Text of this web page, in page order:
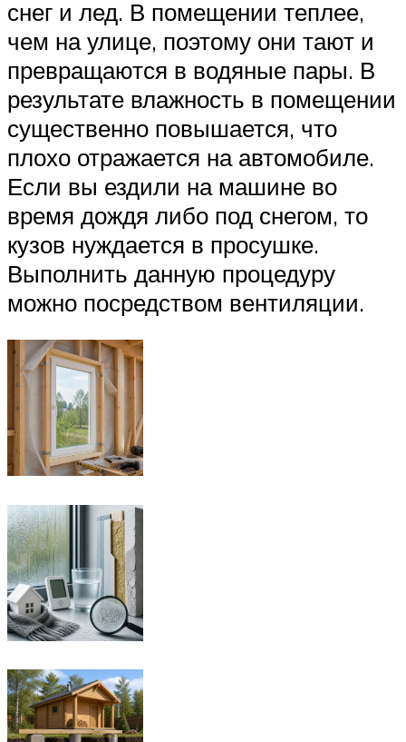
снег и лед. В помещении теплее,
чем на улице, поэтому они тают и
превращаются в водяные пары. В
результате влажность в помещении
существенно повышается, что
плохо отражается на автомобиле.
Если вы ездили на машине во
время дождя либо под снегом, то
кузов нуждается в просушке.
Выполнить данную процедуру
можно посредством вентиляции.